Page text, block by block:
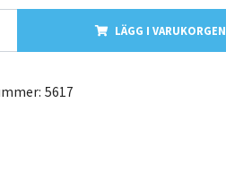
LÄGG I VARUKORGEN
5617